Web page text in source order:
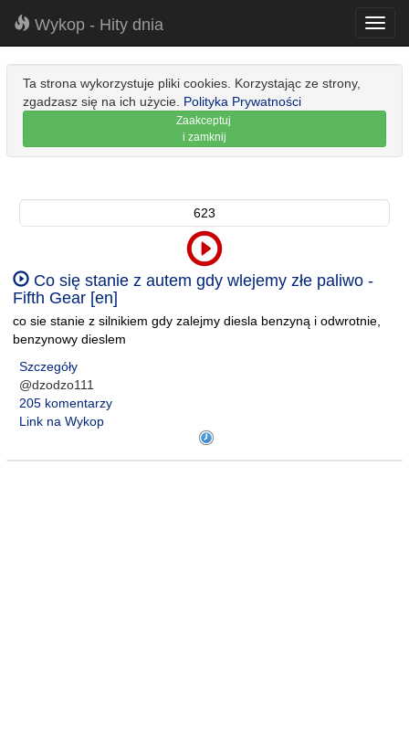
Wykop - Hity dnia
Ta strona wykorzystuje pliki cookies. Korzystając ze strony,
zgadzasz się na ich użycie. Polityka Prywatności
Zaakceptuj
i zamknij
623
Co się stanie z autem gdy wlejemy złe paliwo -
Fifth Gear [en]
co sie stanie z silnikiem gdy zalejmy diesla benzyną i odwrotnie,
benzynowy dieslem
Szczegóły
@dzodzo111
205 komentarzy
Link na Wykop